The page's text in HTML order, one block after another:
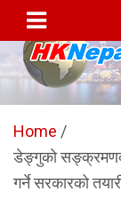
content
सञ्चालित
पत्रिका
hknepal,
Home
डेङ्गुको
गर्ने सरकारको